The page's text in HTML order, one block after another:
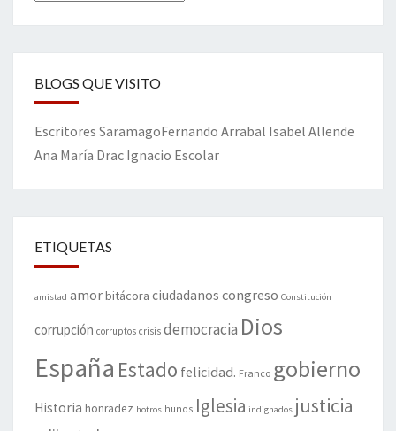
BLOGS QUE VISITO
Escritores SaramagoFernando Arrabal Isabel Allende
Ana María Drac Ignacio Escolar
ETIQUETAS
amistad amorbitácora ciudadanos congreso Constitución
corrupción corruptos crisis democracia Dios
España Estado felicidad. Franco gobierno
Historia honradez hotros hunos Iglesia indignados justicia